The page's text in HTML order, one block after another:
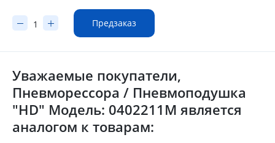
Предзаказ
Уважаемые покупатели,
Пневморессора / Пневмоподушка
"HD" Модель: 0402211M является
аналогом к товарам: